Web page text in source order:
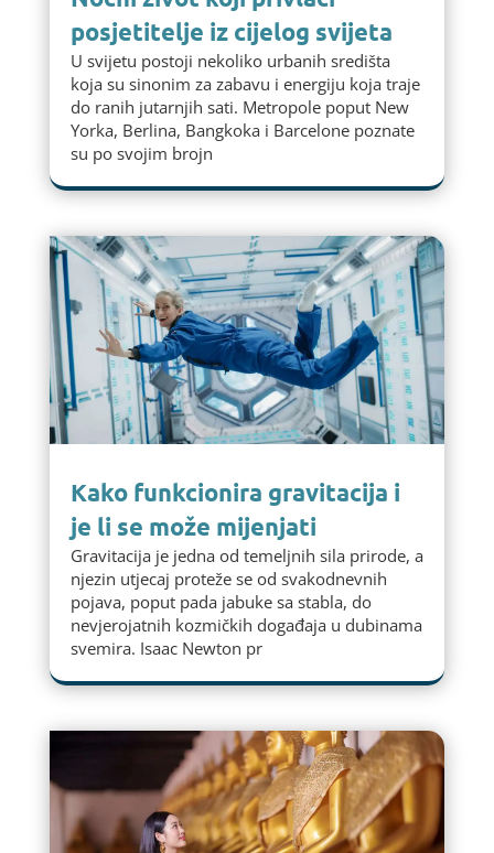
posjetitelje iz cijelog svijeta
U svijetu postoji nekoliko urbanih središta
koja su sinonim za zabavu i energiju koja traje
do ranih jutarnjih sati. Metropole poput New
Yorka, Berlina, Bangkoka i Barcelone poznate
su po svojim brojn
Kako funkcionira gravitacija i
je li se može mijenjati
Gravitacija je jedna od temeljnih sila prirode, a
njezin utjecaj proteže se od svakodnevnih
pojava, poput pada jabuke sa stabla, do
nevjerojatnih kozmičkih događaja u dubinama
svemira. Isaac Newton pr